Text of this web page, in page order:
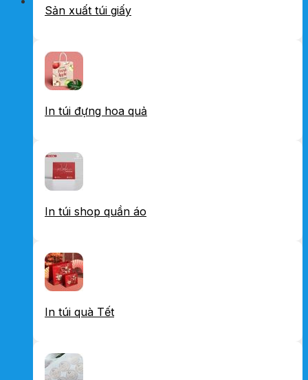
Sản xuất túi giấy
In túi đựng hoa quả
In túi shop quần áo
In túi quà Tết